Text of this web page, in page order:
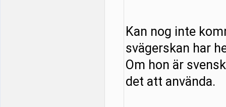
Kan nog inte
svägerskan har
Om hon är
det att använda.